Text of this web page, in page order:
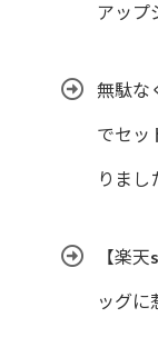
アップ
無駄な
でセッ
りまし
【楽
ッグに